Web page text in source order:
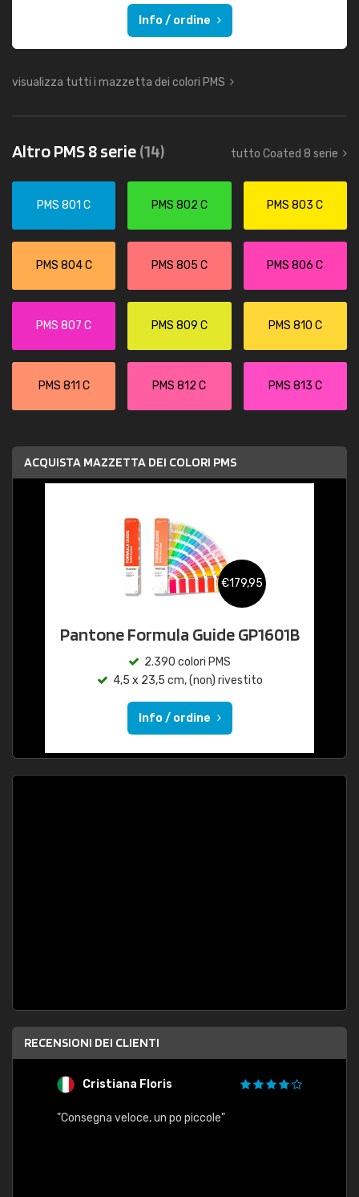
Info / ordine
visualizza tutti i mazzetta dei colori PMS
Altro PMS 8 serie(14) tutto Coated 8 serie
PMS 801 C PMS 802 C PMS 803 C
PMS 804 C PMS 805 C PMS 806 C
PMS 807 C PMS 809 C PMS 810 C
PMS 811 C PMS 812 C PMS 813 C
ACQUISTA MAZZETTA DEI COLORI PMS
€179,95
Pantone Formula Guide GP1601B
2.390 colori PMS
4,5 x 23,5 cm, (non) rivestito
Info / ordine
RECENSIONI DEI CLIENTI
Cristiana Floris
"Consegna veloce, un po piccole"